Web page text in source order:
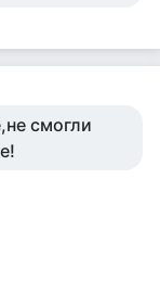
смогли